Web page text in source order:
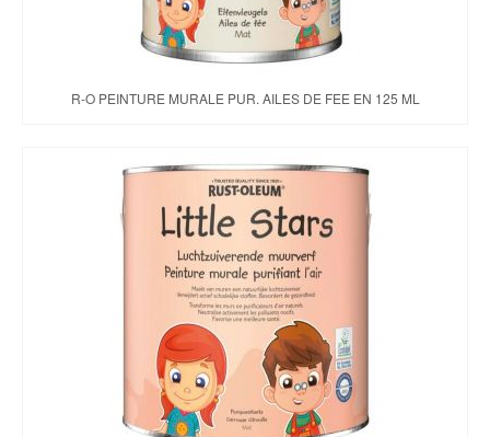
R-O PEINTURE MURALE PUR. AILES DE FEE EN 125 ML